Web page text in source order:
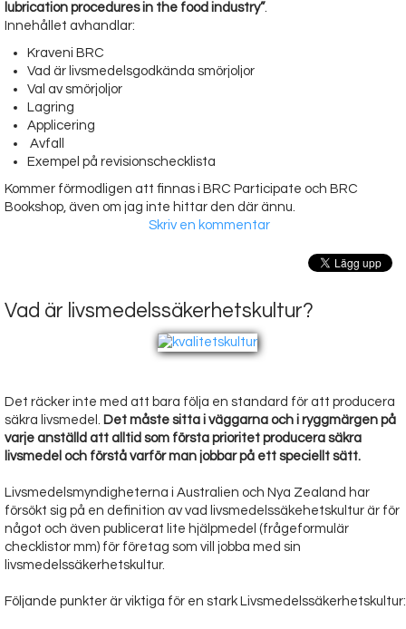
lubrication procedures in the food industry”.
Innehållet avhandlar:
Kraveni BRC
Vad är livsmedelsgodkända smörjoljor
Val av smörjoljor
Lagring
Applicering
Avfall
Exempel på revisionschecklista
Kommer förmodligen att finnas i BRC Participate och BRC
Bookshop, även om jag inte hittar den där ännu.
Skriv en kommentar
Vad är livsmedelssäkerhetskultur?
Det räcker inte med att bara följa en standard för att producera
säkra livsmedel. Det måste sitta i väggarna och i ryggmärgen på
varje anställd att alltid som första prioritet producera säkra
livsmedel och förstå varför man jobbar på ett speciellt sätt.
Livsmedelsmyndigheterna i Australien och Nya Zealand har
försökt sig på en definition av vad livsmedelssäkehetskultur är för
något och även publicerat lite hjälpmedel (frågeformulär
checklistor mm) för företag som vill jobba med sin
livsmedelssäkerhetskultur.
Följande punkter är viktiga för en stark Livsmedelssäkerhetskultur: